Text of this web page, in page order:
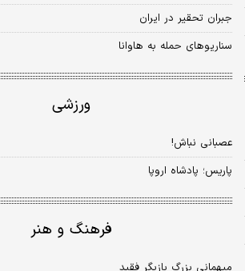
جبران تحقیر در ایران
سناریوهای حمله به هاوانا
ورزشی
عصبانی نباش!
پاریس؛ پادشاه اروپا
فرهنگ و هنر